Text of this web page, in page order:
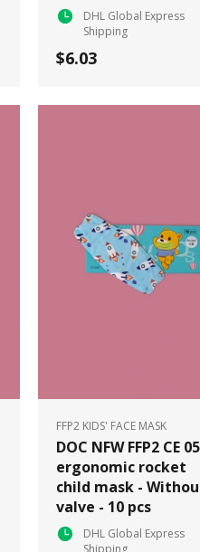
DHL Global Express
Shipping
$6.03
FFP2 KIDS' FACE MASK
DOC NFW FFP2 CE
ergonomic rocket
child mask -
valve - 10 pcs
DHL Global Express
Shipping